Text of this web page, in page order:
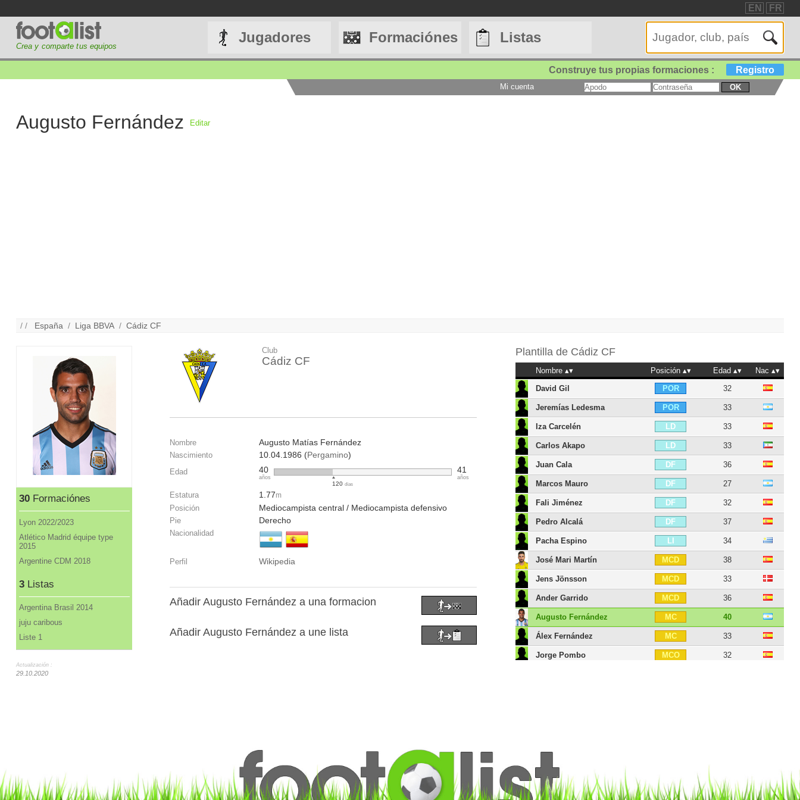
EN FR
Crea y comparte tus equipos
Jugadores Formaciónes Listas
Construye tus propias formaciones : Registro
Mi cuenta OK
Augusto Fernández Editar
/ / España / Liga BBVA /Cádiz CF
30Formaciónes
Lyon 2022/2023
Atlético Madrid équipe type
2015
Argentine CDM 2018
3Listas
Argentina Brasil 2014
juju caribous
Liste 1
Actualización :
29.10.2020
Club
Cádiz CF
Nombre Augusto Matías Fernández
Nascimiento 10.04.1986 (Pergamino)
Edad 40
años
120 días
41
años
Estatura 1.77m
Posición Mediocampista central / Mediocampista defensivo
Pie Derecho
Nacionalidad
Perfil Wikipedia
Añadir Augusto Fernández a una formacion
Añadir Augusto Fernández a une lista
Plantilla de Cádiz CF
Nombre Posición Edad
Nac
David Gil
POR 32
Jeremías Ledesma POR 33
Iza Carcelén LD 33
Carlos Akapo LD 33
Juan Cala DF 36
Marcos Mauro DF 27
Fali Jiménez DF 32
Pedro Alcalá DF 37
Pacha Espino LI 34
José Mari Martín MCD 38
Jens Jönsson MCD 33
Ander Garrido MCD 36
Augusto Fernández MC 40
Álex Fernández MC 33
Jorge Pombo MCO 32
Salvi Sánchez
Jairo Izquierdo
Álvaro Giménez SP 35